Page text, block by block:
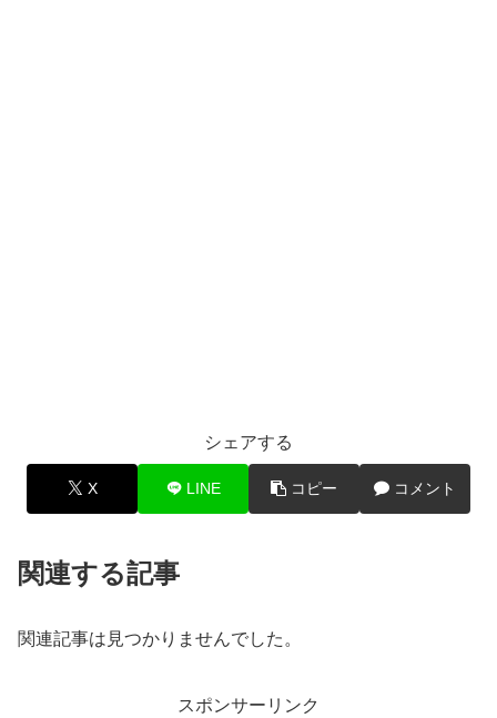
シェアする
X LINE コピー コメント
関連する記事
関連記事は見つかりませんでした。
スポンサーリンク